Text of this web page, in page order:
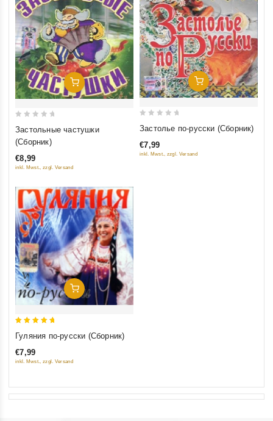
Добавить В Корзину
5
Застольные частушки
(Сборник)
€8,99
inkl. Mwst., zzgl. Versand
Добавить В Корзину
of
Застолье по-русски (Сборник)
€7,99
inkl. Mwst., zzgl. Versand
Добавить В Корзину
out of 5
Гуляния по-русски (Сборник)
€7,99
inkl. Mwst., zzgl. Versand